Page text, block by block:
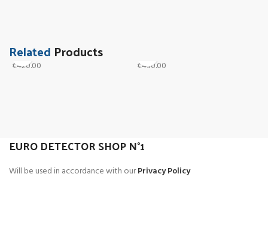
Related Products
€420.00 €430.00
EURO DETECTOR SHOP N°1
Will be used in accordance with ourPrivacy Policy